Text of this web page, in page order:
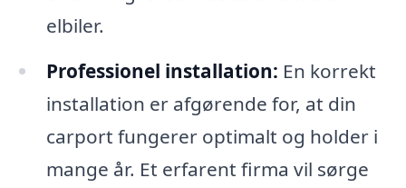
elbiler.
Professionel installation: En korrekt
installation er afgørende for, at din
carport fungerer optimalt og holder i
mange år. Et erfarent firma vil sørge